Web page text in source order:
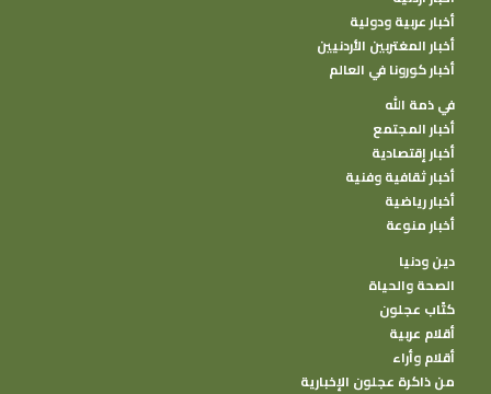
أخبار عربية ودولية
أخبار المغتربين الأردنيين
أخبار كورونا في العالم
في ذمة الله
أخبار المجتمع
أخبار إقتصادية
أخبار ثقافية وفنية
أخبار رياضية
أخبار منوعة
دين ودنيا
الصحة والحياة
كتًاب عجلون
أقلام عربية
أقلام وأراء
من ذاكرة عجلون الإخبارية